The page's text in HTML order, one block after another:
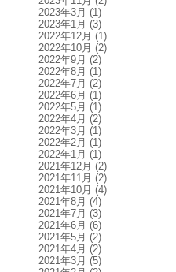
2023年3月 (1)
2023年1月 (3)
2022年12月 (1)
2022年10月 (2)
2022年9月 (2)
2022年8月 (1)
2022年7月 (2)
2022年6月 (1)
2022年5月 (1)
2022年4月 (2)
2022年3月 (1)
2022年2月 (1)
2022年1月 (1)
2021年12月 (2)
2021年11月 (2)
2021年10月 (4)
2021年8月 (4)
2021年7月 (3)
2021年6月 (6)
2021年5月 (2)
2021年4月 (2)
2021年3月 (5)